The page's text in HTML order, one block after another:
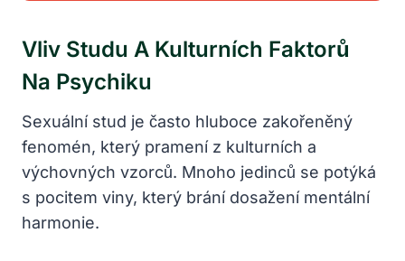
Vliv Studu A Kulturních Faktorů
Na Psychiku
Sexuální stud je často hluboce zakořeněný
fenomén, který pramení z kulturních a
výchovných vzorců. Mnoho jedinců se potýká
s pocitem viny, který brání dosažení mentální
harmonie.